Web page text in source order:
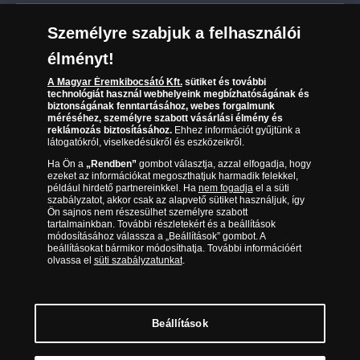
Kézbesítés
Reklamáció
Visszaküldés
Elállási űrlap
Karrier
Sütik (cookies) használata
Süti (cookies)Beállítások
Társaságunkról
Az érmék és érmek ára és értéke
Gyakran ismételt kérdések
Adatkezelés
06 80 888 889
(díjmentesen hívható hétfőtől csütörtökig 9.00 és 17.00
óra között, péntekenként 9.00 és 15.00 óra között)
Magyar Éremkibocsátó Kft. 1134 Budapest, Váci út 33. Cégjegyzékszám: 01-09-
957944, Adószám: 23275395-2-41 A Társaság a Magyar Kereskedelmi
Személyre szabjuk a felhasználói
élményt!
A Magyar Éremkibocsátó Kft.sütiket és további
technológiát használ webhelyeink megbízhatóságának és
biztonságának fenntartásához, webes forgalmunk
méréséhez, személyre szabott vásárlási élmény és
reklámozás biztosításához.Ehhez információt gyűjtünk a
látogatókról, viselkedésükről és eszközeikről.
Ha Ön a „Rendben”gombot választja, azzal elfogadja, hogy
ezeket az információkat megoszthatjuk harmadik felekkel,
például hirdető partnereinkkel. Ha nem fogadjael a süti
szabályzatot, akkor csak az alapvető sütiket használjuk, így
Ön sajnos nem részesülhet személyre szabott
tartalmainkban. További részletekért és a beállítások
módosításához válassza a „Beállítások” gombot. A
beállításokat bármikor módosíthatja. További információért
olvassa el süti szabályzatunkat.
Beállítások